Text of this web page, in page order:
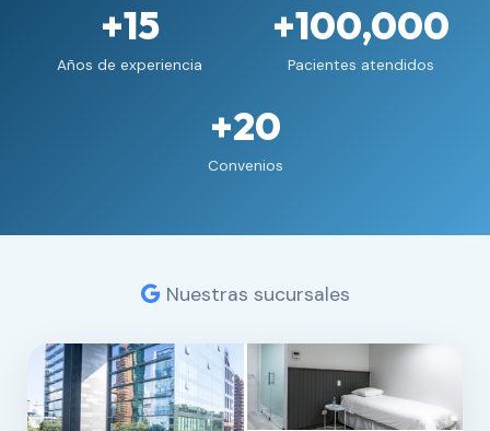
+15
Años de experiencia
+100,000
Pacientes atendidos
+20
Convenios
Nuestras sucursales